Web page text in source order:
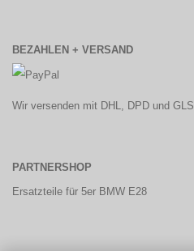
BEZAHLEN + VERSAND
Wir versenden mit DHL, DPD und GLS.
PARTNERSHOP
Ersatzteile für 5er BMW E28